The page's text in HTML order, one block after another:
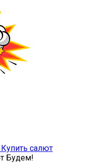
Купить салют
Будем!